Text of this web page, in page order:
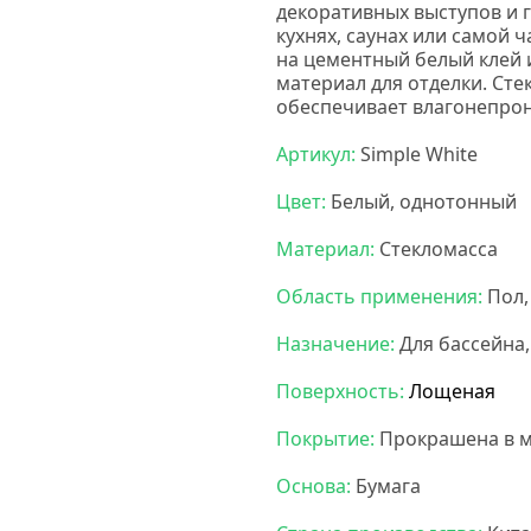
декоративных выступов
кухнях, саунах или самой
на цементный белый клей
материал для отделки.
обеспечивает
Артикул: Simple White
Цвет: Белый, однотонный
Материал: Стекломасса
Область применения:
Назначение: Для
Поверхность: Лощеная
Покрытие: Прокрашена в
Основа: Бумага